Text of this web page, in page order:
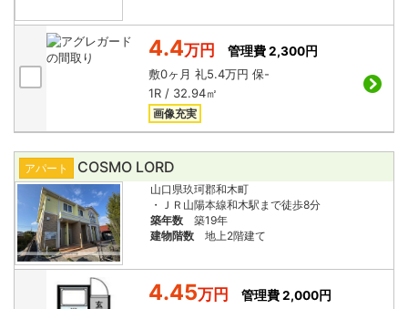
4.4万円
管理費 2,300円
敷0ヶ月 礼5.4万円 保-
1R / 32.94㎡
画像充実
アパート COSMO LORD
山口県玖珂郡和木町
・ＪＲ山陽本線和木駅まで徒歩8分
築年数
築19年
建物階数
地上2階建て
4.45万円
管理費 2,000円